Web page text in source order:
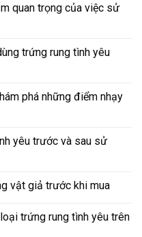
quan trọng của việc sử
trứng rung tình yêu
phá những điểm nhạy
yêu trước và sau sử
vật giả trước khi mua
trứng rung tình yêu trên